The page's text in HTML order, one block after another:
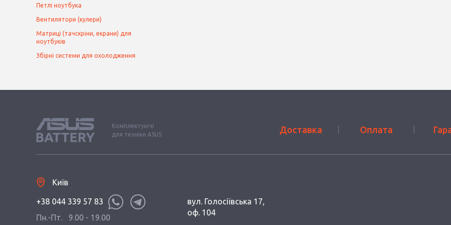
Петлі ноутбука
Вентилятори (кулери)
Матриці (тачскріни, екрани) для
ноутбуків
Збірні системи для охолодження
Комплектуючі
для техніки ASUS
Доставка Оплата
Київ
+38 044 339 57 83
Пн.-Пт.
9.00 - 19.00
вул. Голосіївська 17,
оф. 104